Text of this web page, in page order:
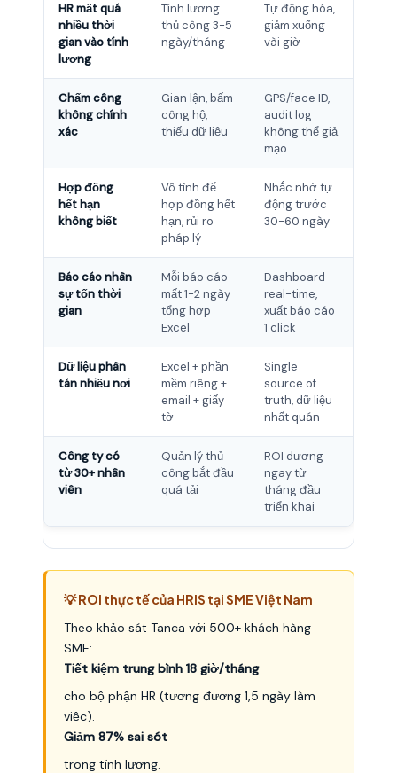
HR mất quá
nhiều thời
gian vào tính
lương
Tính lương
thủ công 3-5
ngày/tháng
Tự động hóa,
giảm xuống
vài giờ
Chấm công
không chính
xác
Gian lận, bấm
công hộ,
thiếu dữ liệu
GPS/face ID,
audit log
không thể giả
mạo
Hợp đồng
hết hạn
không biết
Vô tình để
hợp đồng hết
hạn, rủi ro
pháp lý
Nhắc nhở tự
động trước
30-60 ngày
Báo cáo nhân
sự tốn thời
gian
Mỗi báo cáo
mất 1-2 ngày
tổng hợp
Excel
Dashboard
real-time,
xuất báo cáo
1 click
Dữ liệu phân
tán nhiều nơi
Excel + phần
mềm riêng +
email + giấy
tờ
Single
source of
truth, dữ liệu
nhất quán
Công ty có
từ 30+ nhân
viên
Quản lý thủ
công bắt đầu
quá tải
ROI dương
ngay từ
tháng đầu
triển khai
💡 ROI thực tế của HRIS tại SME Việt Nam
Theo khảo sát Tanca với 500+ khách hàng
SME:
Tiết kiệm trung bình 18 giờ/tháng
cho bộ phận HR (tương đương 1,5 ngày làm
việc).
Giảm 87% sai sót
trong tính lương.